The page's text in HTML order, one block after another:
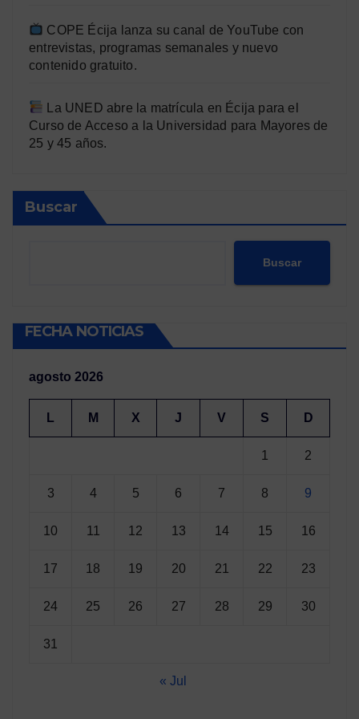
COPE Écija lanza su canal de YouTube con
entrevistas, programas semanales y nuevo
contenido gratuito.
La UNED abre la matrícula en Écija para el
Curso de Acceso a la Universidad para Mayores de
25 y 45 años.
Buscar
Buscar
FECHA NOTICIAS
agosto 2026
L M X J V S D
1 2
3 4 5 6 7 8 9
10 11 12 13 14 15 16
17 18 19 20 21 22 23
24 25 26 27 28 29 30
31
« Jul